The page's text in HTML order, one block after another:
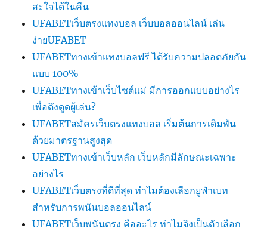
สะใจได้ในคืน
UFABETเว็บตรงแทงบอล เว็บบอลออนไลน์ เล่น
ง่ายUFABET
UFABETทางเข้าแทงบอลฟรี ได้รับความปลอดภัยกัน
แบบ 100%
UFABETทางเข้าเว็บไซต์แม่ มีการออกแบบอย่างไร
เพื่อดึงดูดผู้เล่น?
UFABETสมัครเว็บตรงแทงบอล เริ่มต้นการเดิมพัน
ด้วยมาตรฐานสูงสุด
UFABETทางเข้าเว็บหลัก เว็บหลักมีลักษณะเฉพาะ
อย่างไร
UFABETเว็บตรงที่ดีที่สุด ทำไมต้องเลือกยูฟ่าเบท
สำหรับการพนันบอลออนไลน์
UFABETเว็บพนันตรง คืออะไร ทำไมจึงเป็นตัวเลือก